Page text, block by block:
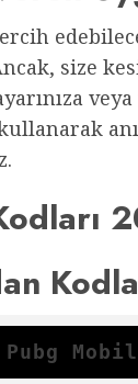
size
Pubg